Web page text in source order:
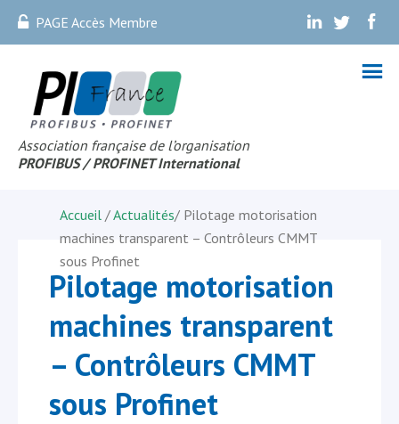
PAGE Accès Membre . . .
Association française de l’organisation
PROFIBUS / PROFINET International
Accueil /Actualités/ Pilotage motorisation
machines transparent – Contrôleurs CMMT
sous Profinet
Pilotage motorisation
machines transparent
– Contrôleurs CMMT
sous Profinet